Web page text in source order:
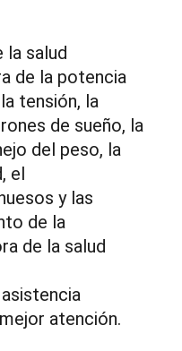
la salud
de la potencia
tensión, la
de sueño, la
del peso, la
el
y las
de la
de la salud
atención.